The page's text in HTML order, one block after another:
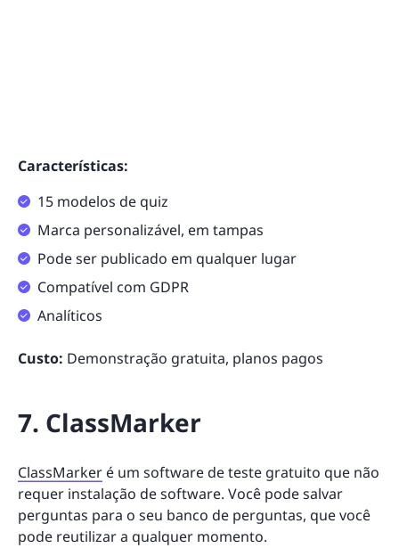
Características:
15 modelos de quiz
Marca personalizável, em tampas
Pode ser publicado em qualquer lugar
Compatível com GDPR
Analíticos
Custo: Demonstração gratuita, planos pagos
7. ClassMarker
ClassMarker é um software de teste gratuito que não
requer instalação de software. Você pode salvar
perguntas para o seu banco de perguntas, que você
pode reutilizar a qualquer momento.